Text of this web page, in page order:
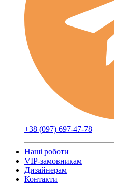
+38 (097) 697-47-78
Наші роботи
VIP-замовникам
Дизайнерам
Контакти